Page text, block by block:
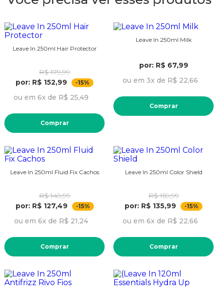
Leave In 250ml Hair Protector
R$ 179,99
por: R$ 152,99
-15%
ou em 6x de R$ 25,49
Comprar
Leave In 250ml Milk
por: R$ 67,99
ou em 3x de R$ 22,66
Comprar
Leave In 250ml Fluid Fix Cachos
R$ 149,99
por: R$ 127,49
-15%
ou em 6x de R$ 21,24
Comprar
Leave In 250ml Color Shield
R$ 159,99
por: R$ 135,99
-15%
ou em 6x de R$ 22,66
Comprar